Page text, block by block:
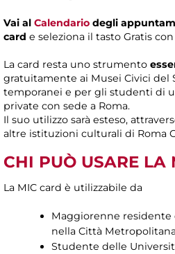
Vai al Calendario degli
card e seleziona il tasto Gratis
La card resta uno strumento
gratuitamente ai Musei Civici del
temporanei e per gli studenti di
private con sede a Roma.
Il suo utilizzo sarà esteso,
altre istituzioni culturali di Roma
CHI PUÒ USARE LA
La MIC card è utilizzabile da
Maggiorenne residente
nella Città
Studente delle